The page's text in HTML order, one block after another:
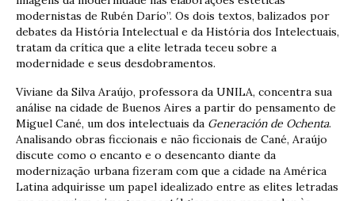
modernistas de Rubén Darío”. Os dois textos, balizados por
debates da História Intelectual e da História dos Intelectuais,
tratam da crítica que a elite letrada teceu sobre a
modernidade e seus desdobramentos.
Viviane da Silva Araújo, professora da UNILA, concentra sua
análise na cidade de Buenos Aires a partir do pensamento de
Miguel Cané, um dos intelectuais da Generación de Ochenta.
Analisando obras ficcionais e não ficcionais de Cané, Araújo
discute como o encanto e o desencanto diante da
modernização urbana fizeram com que a cidade na América
Latina adquirisse um papel idealizado entre as elites letradas